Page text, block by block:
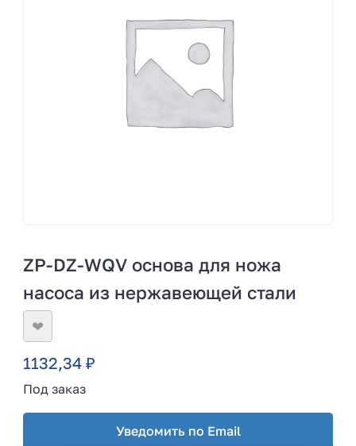
ZP-DZ-WQV основа для ножа
насоса из нержавеющей стали
❤
1132,34 ₽
Под заказ
Уведомить по Email